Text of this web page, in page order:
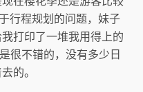
行程规划的问题，妹子
打印了一堆我用得上的
很不错的，没有多少日
的。